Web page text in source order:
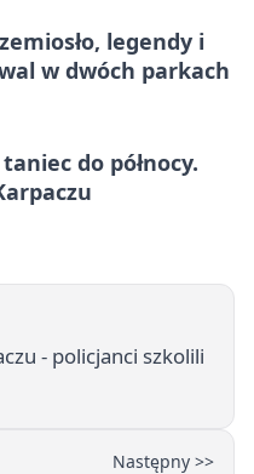
legendy i
w dwóch parkach
do północy.
- policjanci szkolili
Następny >>